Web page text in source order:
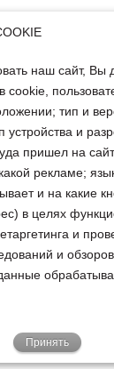
наш сайт, Вы
cookie,
тип и
устройства и
пришел на
рекламе;
и на какие
в целях
и
и
Принять